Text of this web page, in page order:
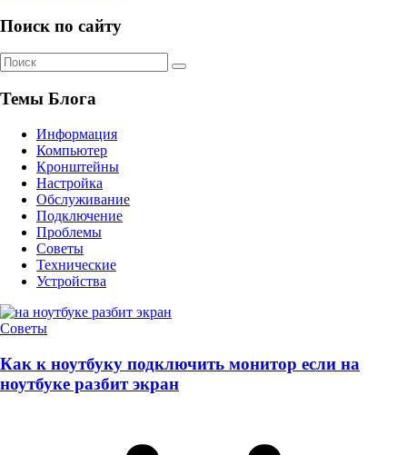
Поиск по сайту
Темы Блога
Информация
Компьютер
Кронштейны
Настройка
Обслуживание
Подключение
Проблемы
Советы
Технические
Устройства
Советы
Как к ноутбуку подключить монитор если на
ноутбуке разбит экран